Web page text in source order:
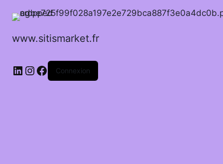
www.sitismarket.fr
LinkedIn
Instagram
Facebook
Connexion